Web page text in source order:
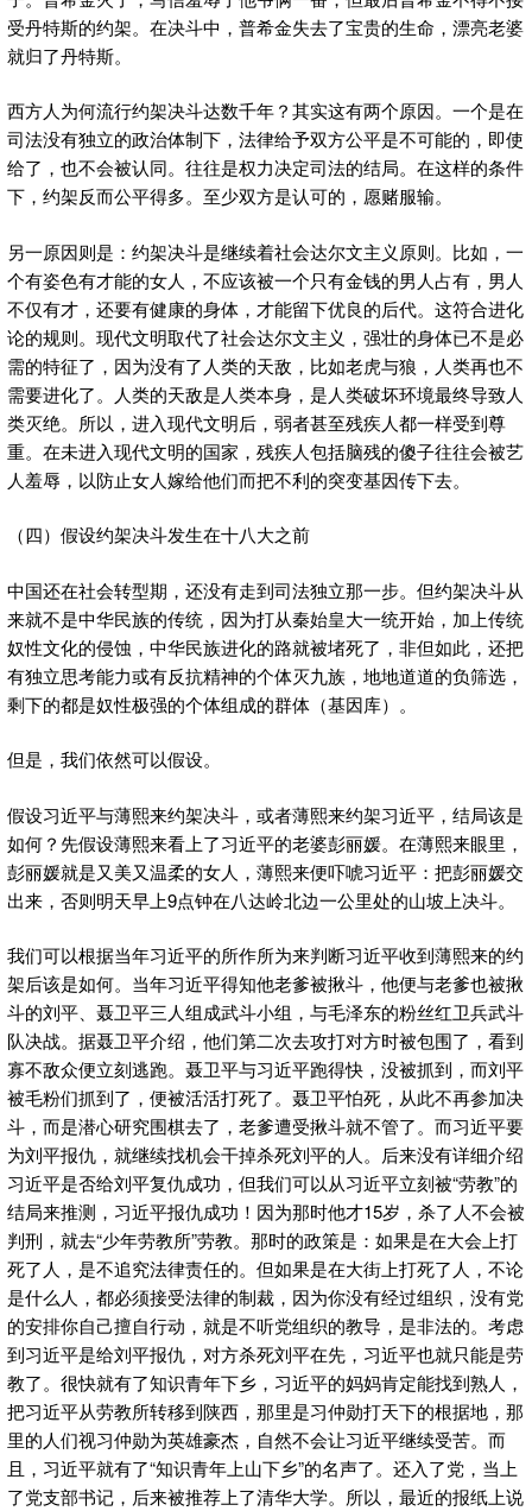
受丹特斯的约架。在决斗中，普希金失去了宝贵的生命，漂亮老婆
就归了丹特斯。
西方人为何流行约架决斗达数千年？其实这有两个原因。一个是在
司法没有独立的政治体制下，法律给予双方公平是不可能的，即使
给了，也不会被认同。往往是权力决定司法的结局。在这样的条件
下，约架反而公平得多。至少双方是认可的，愿赌服输。
另一原因则是：约架决斗是继续着社会达尔文主义原则。比如，一
个有姿色有才能的女人，不应该被一个只有金钱的男人占有，男人
不仅有才，还要有健康的身体，才能留下优良的后代。这符合进化
论的规则。现代文明取代了社会达尔文主义，强壮的身体已不是必
需的特征了，因为没有了人类的天敌，比如老虎与狼，人类再也不
需要进化了。人类的天敌是人类本身，是人类破坏环境最终导致人
类灭绝。所以，进入现代文明后，弱者甚至残疾人都一样受到尊
重。在未进入现代文明的国家，残疾人包括脑残的傻子往往会被艺
人羞辱，以防止女人嫁给他们而把不利的突变基因传下去。
（四）假设约架决斗发生在十八大之前
中国还在社会转型期，还没有走到司法独立那一步。但约架决斗从
来就不是中华民族的传统，因为打从秦始皇大一统开始，加上传统
奴性文化的侵蚀，中华民族进化的路就被堵死了，非但如此，还把
有独立思考能力或有反抗精神的个体灭九族，地地道道的负筛选，
剩下的都是奴性极强的个体组成的群体（基因库）。
但是，我们依然可以假设。
假设习近平与薄熙来约架决斗，或者薄熙来约架习近平，结局该是
如何？先假设薄熙来看上了习近平的老婆彭丽媛。在薄熙来眼里，
彭丽媛就是又美又温柔的女人，薄熙来便吓唬习近平：把彭丽媛交
出来，否则明天早上9点钟在八达岭北边一公里处的山坡上决斗。
我们可以根据当年习近平的所作所为来判断习近平收到薄熙来的约
架后该是如何。当年习近平得知他老爹被揪斗，他便与老爹也被揪
斗的刘平、聂卫平三人组成武斗小组，与毛泽东的粉丝红卫兵武斗
队决战。据聂卫平介绍，他们第二次去攻打对方时被包围了，看到
寡不敌众便立刻逃跑。聂卫平与习近平跑得快，没被抓到，而刘平
被毛粉们抓到了，便被活活打死了。聂卫平怕死，从此不再参加决
斗，而是潜心研究围棋去了，老爹遭受揪斗就不管了。而习近平要
为刘平报仇，就继续找机会干掉杀死刘平的人。后来没有详细介绍
习近平是否给刘平复仇成功，但我们可以从习近平立刻被“劳教”的
结局来推测，习近平报仇成功！因为那时他才15岁，杀了人不会被
判刑，就去“少年劳教所”劳教。那时的政策是：如果是在大会上打
死了人，是不追究法律责任的。但如果是在大街上打死了人，不论
是什么人，都必须接受法律的制裁，因为你没有经过组织，没有党
的安排你自己擅自行动，就是不听党组织的教导，是非法的。考虑
到习近平是给刘平报仇，对方杀死刘平在先，习近平也就只能是劳
教了。很快就有了知识青年下乡，习近平的妈妈肯定能找到熟人，
把习近平从劳教所转移到陕西，那里是习仲勋打天下的根据地，那
里的人们视习仲勋为英雄豪杰，自然不会让习近平继续受苦。而
且，习近平就有了“知识青年上山下乡”的名声了。还入了党，当上
了党支部书记，后来被推荐上了清华大学。所以，最近的报纸上说